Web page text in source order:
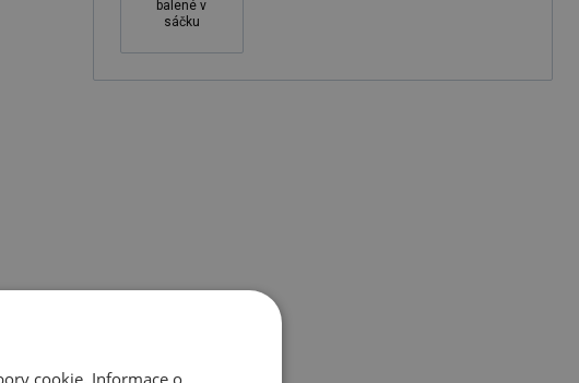
balené v
sáčku
cookie. Informace o